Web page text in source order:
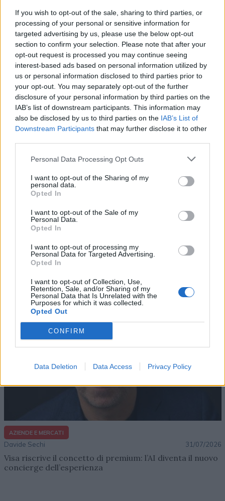
If you wish to opt-out of the sale, sharing to third parties, or
processing of your personal or sensitive information for
targeted advertising by us, please use the below opt-out
section to confirm your selection. Please note that after your
opt-out request is processed you may continue seeing
interest-based ads based on personal information utilized by
us or personal information disclosed to third parties prior to
your opt-out. You may separately opt-out of the further
disclosure of your personal information by third parties on the
IAB’s list of downstream participants. This information may
also be disclosed by us to third parties on the IAB’s List of
Downstream Participants that may further disclose it to other
Personal Data Processing Opt Outs
I want to opt-out of the Sharing of my
personal data.
Opted In
I want to opt-out of the Sale of my
Personal Data.
Opted In
I want to opt-out of processing my
Personal Data for Targeted Advertising.
Opted In
I want to opt-out of Collection, Use,
Retention, Sale, and/or Sharing of my
Personal Data that Is Unrelated with the
Purposes for which it was collected.
Opted Out
CONFIRM
Data Deletion Data Access Privacy Policy
Altri articoli che potrebbero piacerti
AZIENDE E MERCATI
Davide Sechi 31/07/2026
Dal lusso circolare all’intelligenza artificiale: come
Lenush Saf costruisce un ecosistema tra creatività,
AZIENDE E MERCATI
Davide Sechi 31/07/2026
Visa riscrive il concetto di premium: l’AI diventa il nuovo
concierge dell’esperienza